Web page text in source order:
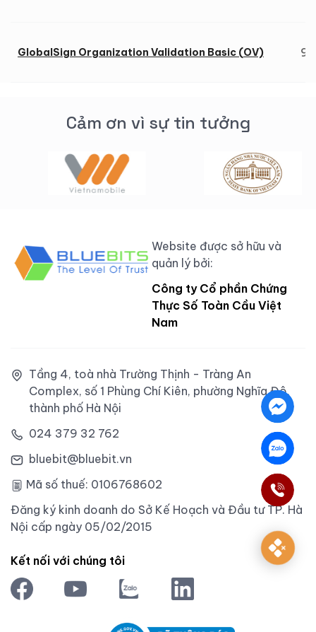
GlobalSign Organization Validation Basic (OV)
Cảm ơn vì sự tin tưởng
Website được sở hữu và
quản lý bởi:
Công ty Cổ phần Chứng
Thực Số Toàn Cầu Việt
Nam
Tầng 4, toà nhà Trường Thịnh - Tràng An
Complex, số 1 Phùng Chí Kiên, phường Nghĩa Đô,
thành phố Hà Nội
024 379 32 762
bluebit@bluebit.vn
Mã số thuế: 0106768602
Đăng ký kinh doanh do Sở Kế Hoạch và Đầu tư TP. Hà
Nội cấp ngày 05/02/2015
Kết nối với chúng tôi